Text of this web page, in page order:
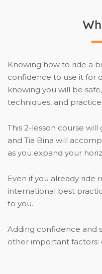
Knowing how to ride a
confidence to use it for
knowing you will be
techniques, and practice.
This 2-lesson course
and Tia Bina will
as you expand your
Even if you already ride
international best
to you.
Adding confidence and
other important